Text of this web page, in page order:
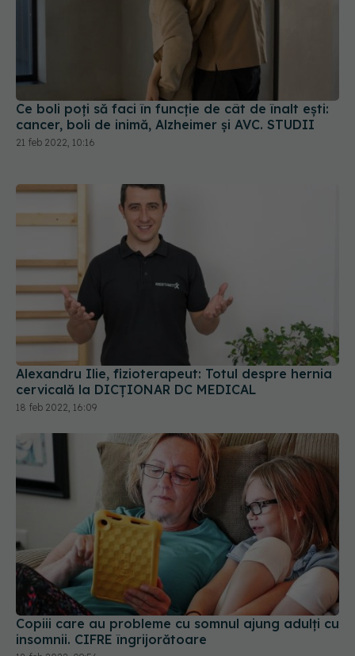
Ce boli poți să faci în funcție de cât de înalt ești:
cancer, boli de inimă, Alzheimer și AVC. STUDII
21 feb 2022, 10:16
Alexandru Ilie, fizioterapeut: Totul despre hernia
cervicală la DICȚIONAR DC MEDICAL
18 feb 2022, 16:09
Copiii care au probleme cu somnul ajung adulți cu
insomnii. CIFRE îngrijorătoare